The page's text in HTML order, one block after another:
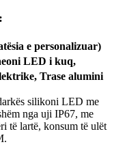
e personalizuar)
LED i kuq,
Trase alumini
silikoni LED me
nga uji IP67, me
të lartë, konsum të ulët